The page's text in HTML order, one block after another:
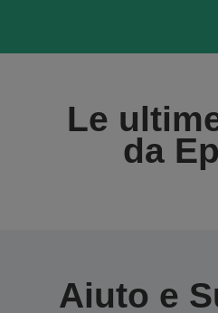
Le
da
Aiuto e